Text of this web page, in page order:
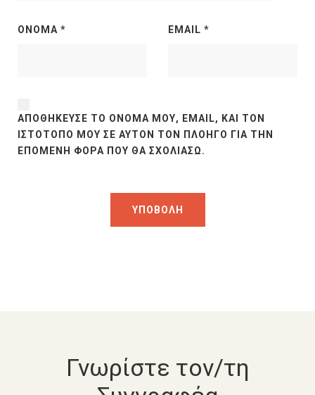
ΌΝΟΜΑ * EMAIL *
ΑΠΟΘΉΚΕΥΣΕ ΤΟ ΌΝΟΜΆ ΜΟΥ, EMAIL, ΚΑΙ ΤΟΝ
ΙΣΤΌΤΟΠΟ ΜΟΥ ΣΕ ΑΥΤΌΝ ΤΟΝ ΠΛΟΗΓΌ ΓΙΑ ΤΗΝ
ΕΠΌΜΕΝΗ ΦΟΡΆ ΠΟΥ ΘΑ ΣΧΟΛΙΆΣΩ.
Γνωρίστε τον/τη